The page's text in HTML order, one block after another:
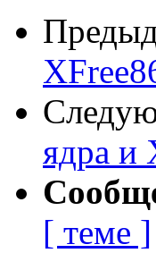
ядра и
[ теме ]